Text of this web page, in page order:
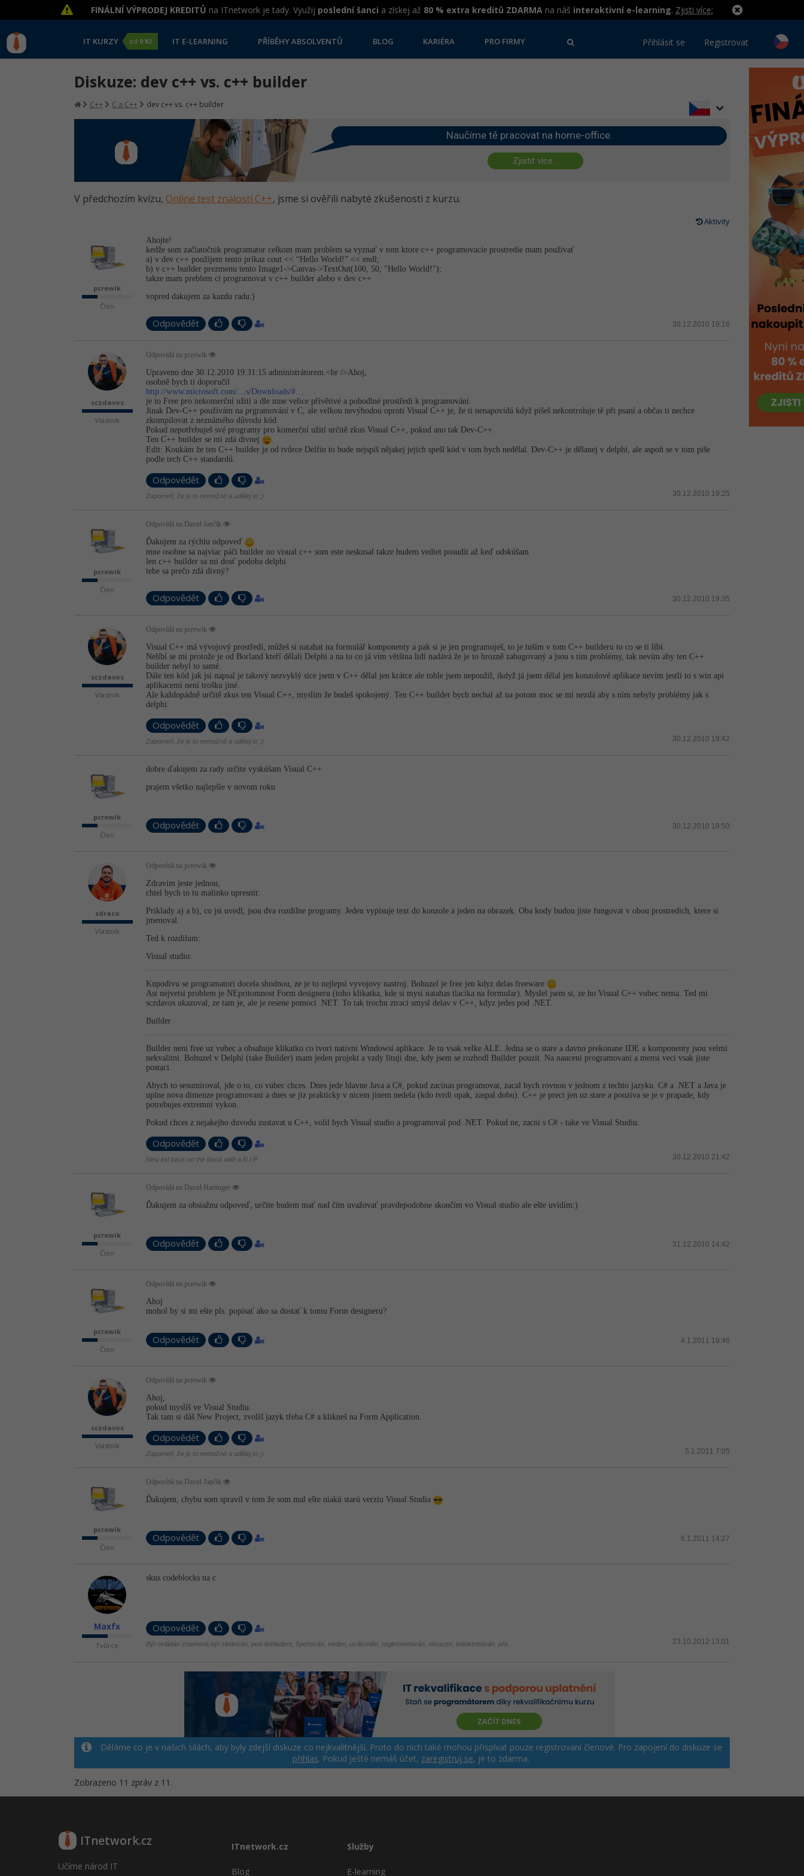
FINÁLNÍ VÝPRODEJ KREDITŮ na ITnetwork je tady. Využij poslední šanci a získej až 80 % extra kreditů ZDARMA na náš interaktivní e-learning. Zjisti více:
IT KURZY od 0 Kč IT E-LEARNING PŘÍBĚHY ABSOLVENTŮ BLOG KARIÉRA PRO FIRMY Přihlásit se Registrovat
Diskuze: dev c++ vs. c++ builder
C++ C a C++ dev c++ vs. c++ builder
Naučíme tě pracovat na home-office.
Zjistit více...
V předchozím kvízu, Online test znalostí C++, jsme si ověřili nabyté zkušenosti z kurzu.
Aktivity
pcrewik
Člen
Ahojte!
kedže som začiatočnik programator celkom mam problem sa vyznať v tom ktore c++ programovacie prostredie mam použivať
a) v dev c++ použijem tento príkaz cout << “Hello World!” << endl;
b) v c++ builder prezmenu tento Image1->Canvas->TextOut(100, 50, "Hello World!");
takze mam preblem ci programovat v c++ builder alebo v dev c++
vopred dakujem za kazdu radu:)
Odpovědět 30.12.2010 19:16
sczdavos
Vlastník
Odpovídá na pcrewik
Upraveno dne 30.12.2010 19:31:15 administrátorem.<br />Ahoj,
osobně bych ti doporučil
http://www.microsoft.com/…s/Downloads/#…
je to Free pro nekomerční užití a dle mne velice přívětivé a pohodlné prostředí k programování.
Jinak Dev-C++ používám na prgramování v C, ale velkou nevýhodou oproti Visual C++ je, že ti nenapovídá když píšeš nekontroluje tě při psaní a občas ti nechce
zkompilovat z neznámého důvodu kód.
Pokud nepotřebuješ své programy pro komerční užití určitě zkus Visual C++, pokud ano tak Dev-C++.
Ten C++ builder se mi zdá divnej
.
Edit: Koukám že ten C++ builder je od tvůrce Delfin to bude nejspíš nějakej jejich spešl kód v tom bych nedělal. Dev-C++ je dělanej v delphi, ale aspoň se v tom píše
podle tech C++ standardů.
Odpovědět
30.12.2010 19:25
Zapomeň, že je to nemožné a udělej to ;)
pcrewik
Člen
Odpovídá na David Jančík
Ďakujem za rýchlu odpoveď
mne osobne sa najviac páči builder no visual c++ som este neskusal takze budem vediet posudit až keď odskúšam
len c++ builder sa mi dosť podoba delphi
tebe sa prečo zdá divný?
Odpovědět 30.12.2010 19:35
sczdavos
Vlastník
Odpovídá na pcrewik
Visual C++ má vývojový prostředí, můžeš si natahat na formulář komponenty a pak si je jen programuješ, to je tuším v tom C++ builderu to co se ti líbí.
Nelíbí se mi protože je od Borland kteří dělali Delphi a na to co já vím většina lidí nadává že je to hrozně zabugovaný a jsou s tím problémy, tak nevím aby ten C++
builder nebyl to samé.
Dále ten kód jak jsi napsal je takový nezvyklý sice jsem v C++ dělal jen krátce ale tohle jsem nepoužil, ikdyž já jsem dělal jen konzolové aplikace nevím jestli to s win api
aplikacemi není trošku jiné.
Ale každopádně určitě zkus ten Visual C++, myslím že budeš spokojený. Ten C++ builder bych nechal až na potom moc se mi nezdá aby s ním nebyly problémy jak s
delphi.
Odpovědět
30.12.2010 19:42
Zapomeň, že je to nemožné a udělej to ;)
pcrewik
Člen
dobre ďakujem za rady určite vyskúšam Visual C++
prajem všetko najlepšie v novom roku
Odpovědět 30.12.2010 19:50
sdraco
Vlastník
Odpovídá na pcrewik
Zdravim jeste jednou,
chtel bych to tu malinko upresnit:
Priklady a) a b), co jsi uvedl, jsou dva rozdilne programy. Jeden vypisuje text do konzole a jeden na obrazek. Oba kody budou jiste fungovat v obou prostredich, ktere si
jmenoval.
Ted k rozdilum:
Visual studio:
Kupodivu se programatori docela shodnou, ze je to nejlepsi vyvojovy nastroj. Bohuzel je free jen kdyz delas freeware
Asi nejvetsi problem je NEpritomnost Form designeru (toho klikatka, kde si mysi natahas tlacika na formular). Myslel jsem si, ze ho Visual C++ vubec nema. Ted mi
sczdavos ukazoval, ze tam je, ale je resene pomoci .NET. To tak trochu ztraci smysl delav v C++, kdyz jedes pod .NET.
Builder
Builder neni free uz vubec a obsahuje klikatko co tvori nativni Windowsi aplikace. Je tu vsak velke ALE. Jedna se o stare a davno prekonane IDE a komponenty jsou velmi
nekvalitni. Bohuzel v Delphi (take Builder) mam jeden projekt a vzdy lituji dne, kdy jsem se rozhodl Builder pouzit. Na nauceni programovani a mensi veci vsak jiste
postaci.
Abych to sesumiroval, jde o to, co vubec chces. Dnes jede hlavne Java a C#, pokud zacinas programovat, zacal bych rovnou v jednom z techto jazyku. C# a .NET a Java je
uplne nova dimenze programovani a dnes se jiz prakticky v nicem jinem nedela (kdo tvrdi opak, zaspal dobu). C++ je preci jen uz stare a pouziva se je v prapade, kdy
potrebujes extremni vykon.
Pokud chces z nejakejho duvodu zustavat u C++, volil bych Visual studio a programoval pod .NET. Pokud ne, zacni s C# - take ve Visual Studiu.
Odpovědět
30.12.2010 21:42
New kid back on the block with a R.I.P
pcrewik
Člen
Odpovídá na David Hartinger
Ďakujem za obsiažnu odpoveď, určite budem mať nad čím uvažovať pravdepodobne skončím vo Visual studio ale ešte uvidím:)
Odpovědět 31.12.2010 14:42
pcrewik
Člen
Odpovídá na pcrewik
Ahoj
mohol by si mi ešte pls. popísať ako sa dostať k tomu Form designeru?
Odpovědět 4.1.2011 19:46
sczdavos
Vlastník
Odpovídá na pcrewik
Ahoj,
pokud myslíš ve Visual Studiu:
Tak tam si dáš New Project, zvolíš jazyk třeba C# a klikneš na Form Application.
Odpovědět
5.1.2011 7:05
Zapomeň, že je to nemožné a udělej to ;)
pcrewik
Člen
Odpovídá na David Jančík
Ďakujem, chybu som spravil v tom že som mal ešte niakú starú verziu Visual Studia
Odpovědět 6.1.2011 14:27
Maxfx
Tvůrce
skus codeblocks na c
Odpovědět
23.10.2012 13:01
Být ovládán znamená být sledován, pod dohledem, špehován, veden, uzákoněn, reglementován, ohrazen, indoktrinován, pře...
Děláme co je v našich silách, aby byly zdejší diskuze co nejkvalitnější. Proto do nich také mohou přispívat pouze registrovaní členové. Pro zapojení do diskuze se
přihlas. Pokud ještě nemáš účet, zaregistruj se, je to zdarma.
Zobrazeno 11 zpráv z 11.
ITnetwork.cz
Učíme národ IT
ITnetwork.cz
Blog
Služby
E-learning